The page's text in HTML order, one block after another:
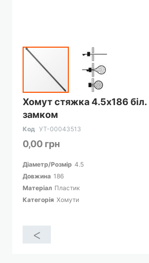
Хомут стяжка 4.5х186 біл.
замком
Код УТ-00043513
0,00 грн
Діаметр/Розмір 4.5
Довжина 186
Матеріал Пластик
Категорія Хомути
Перейти
до
початку
зображень
<